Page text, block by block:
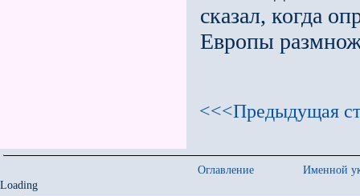
сказал, когда
Европы
<<<Предыдущая
Оглавление
Именной
Loading